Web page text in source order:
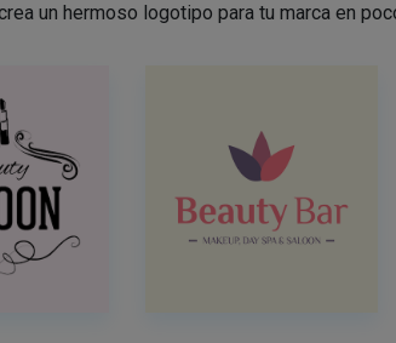
un hermoso logotipo para tu marca en